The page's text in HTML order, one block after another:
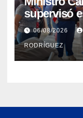
supervisó
en La
06/08/2026
RODRÍGUEZ